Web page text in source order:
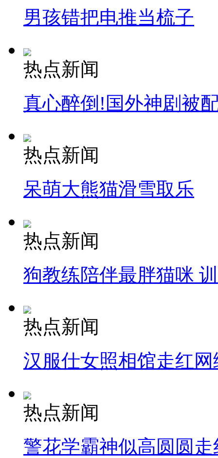
男孩错把电推当梳子
热点新闻
真心醉倒!国外神剧被
热点新闻
呆萌大熊猫滑雪取乐
热点新闻
狗教练陪伴最胖猫咪
热点新闻
汉服仕女照相馆走红网
热点新闻
警花学霸神似高圆圆走